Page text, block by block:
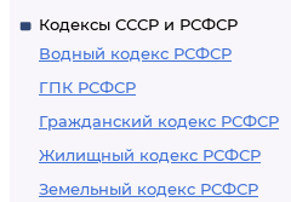
Кодексы СССР и РСФСР
Водный кодекс РСФСР
ГПК РСФСР
Гражданский кодекс РСФСР
Жилищный кодекс РСФСР
Земельный кодекс РСФСР